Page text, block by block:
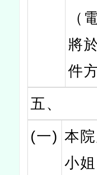
（
將
件
五、
(一) 本
小